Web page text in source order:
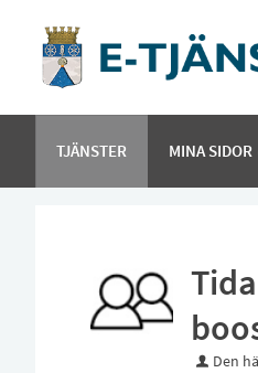
TJÄNSTER MINA SIDOR
Den